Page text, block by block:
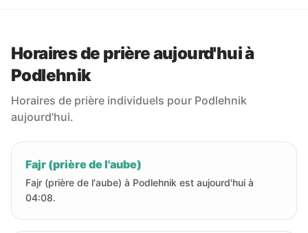
Horaires de prière aujourd'hui à
Podlehnik
Horaires de prière individuels pour Podlehnik
aujourd'hui.
Fajr (prière de l'aube)
Fajr (prière de l'aube) à Podlehnik est aujourd'hui à
04:08.